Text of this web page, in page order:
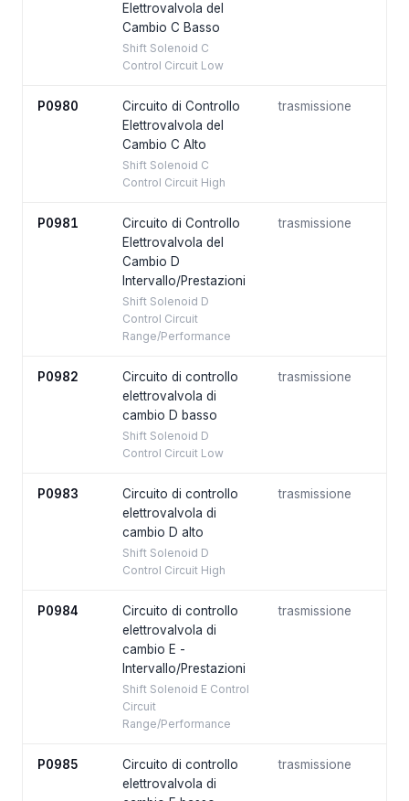
Elettrovalvola del
Cambio C Basso
Shift Solenoid C
Control Circuit Low
P0980
Circuito di Controllo
Elettrovalvola del
Cambio C Alto
Shift Solenoid C
Control Circuit High
trasmissione
P0981
Circuito di Controllo
Elettrovalvola del
Cambio D
Intervallo/Prestazioni
Shift Solenoid D
Control Circuit
Range/Performance
trasmissione
P0982
Circuito di controllo
elettrovalvola di
cambio D basso
Shift Solenoid D
Control Circuit Low
trasmissione
P0983
Circuito di controllo
elettrovalvola di
cambio D alto
Shift Solenoid D
Control Circuit High
trasmissione
P0984
Circuito di controllo
elettrovalvola di
cambio E -
Intervallo/Prestazioni
Shift Solenoid E Control
Circuit
Range/Performance
trasmissione
P0985
Circuito di controllo
elettrovalvola di
trasmissione